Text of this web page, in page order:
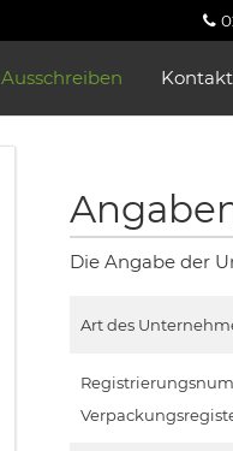
Ausschreiben Kontakt
Die Angabe der
Art des